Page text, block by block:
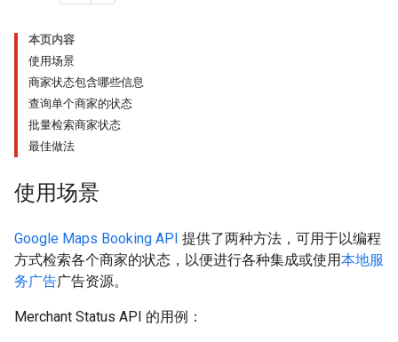
本页内容
使用场景
商家状态包含哪些信息
查询单个商家的状态
批量检索商家状态
最佳做法
使用场景
Google Maps Booking API 提供了两种方法，可用于以编程
方式检索各个商家的状态，以便进行各种集成或使用本地服
务广告广告资源。
Merchant Status API 的用例：